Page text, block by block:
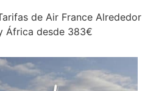
de Air France Alrededor
África desde 383€